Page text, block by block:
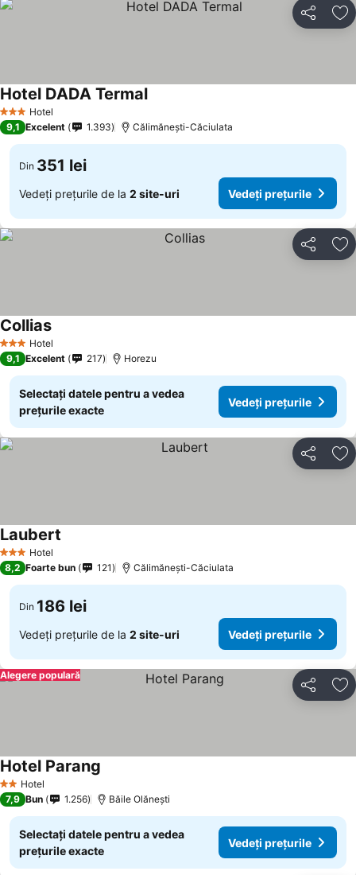
Distribuiți
3 SteleHotel
Hotel DADA TermalVedeți prețurile
9,1 Excelent 1.393 Călimănești-Căciulata
Din 351 lei
Vedeți prețurile de la 2 site-uri Vedeți prețurile
Distribuiți
3 SteleHotel
ColliasVedeți prețurile
9,1 Excelent 217 Horezu
Selectați datele pentru a vedea
prețurile exacte
Vedeți prețurile
Distribuiți
3 SteleHotel
Laubert
8,2 Foarte bun 121 Călimănești-Căciulata
Din 186 lei
Vedeți prețurile de la 2 site-uri Vedeți prețurile
Distribuiți
Alegere populară
2 SteleHotel
Hotel Parang
7,9 Bun 1.256 Băile Olăneşti
Selectați datele pentru a vedea
prețurile exacte
Vedeți prețurile